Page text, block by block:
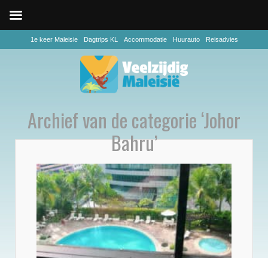
1e keer Maleisie Dagtrips KL Accommodatie Huurauto Reisadvies
Archief van de categorie ‘Johor
Bahru’